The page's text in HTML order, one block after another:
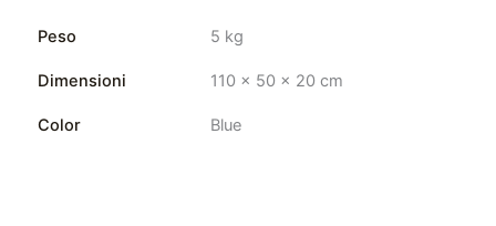
Peso 5 kg
Dimensioni 110 × 50 × 20 cm
Color Blue